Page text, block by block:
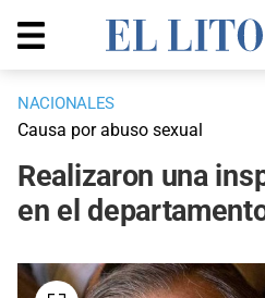
NACIONALES
Causa por abuso sexual
Realizaron una
en el